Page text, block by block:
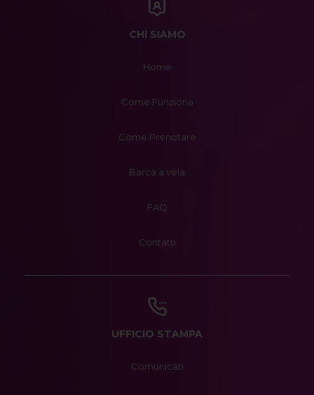
CHI SIAMO
Home
Come Funziona
Come Prenotare
Barca a vela
FAQ
Contatti
UFFICIO STAMPA
Comunicati